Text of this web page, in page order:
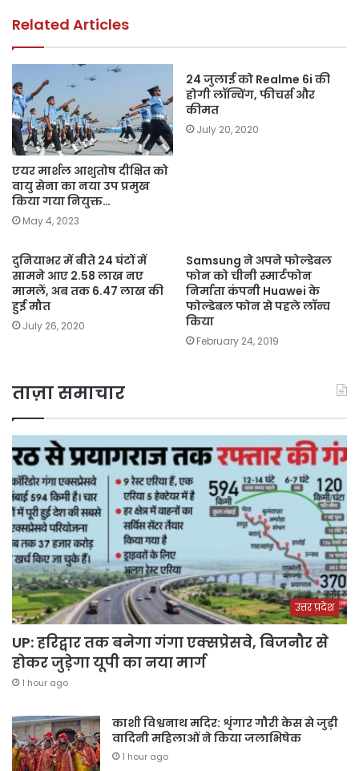
k
Related Articles
एयर मार्शल आशुतोष दीक्षित को
वायु सेना का नया उप प्रमुख
किया गया नियुक्त…
May 4, 2023
24 जुलाई को Realme 6i की
होगी लॉन्चिंग, फीचर्स और
कीमत
July 20, 2020
दुनियाभर में बीते 24 घंटों में
सामने आए 2.58 लाख नए
मामलें, अब तक 6.47 लाख की
हुई मौत
July 26, 2020
Samsung ने अपने फोल्डेबल
फोन को चीनी स्मार्टफोन
निर्माता कंपनी Huawei के
फोल्डेबल फोन से पहले लॉन्च
किया
February 24, 2019
ताज़ा समाचार
उत्तर प्रदेश
UP: हरिद्वार तक बनेगा गंगा एक्सप्रेसवे, बिजनौर से
होकर जुड़ेगा यूपी का नया मार्ग
1 hour ago
काशी विश्वनाथ मदिर: शृंगार गौरी केस से जुड़ी
वादिनी महिलाओं ने किया जलाभिषेक
1 hour ago